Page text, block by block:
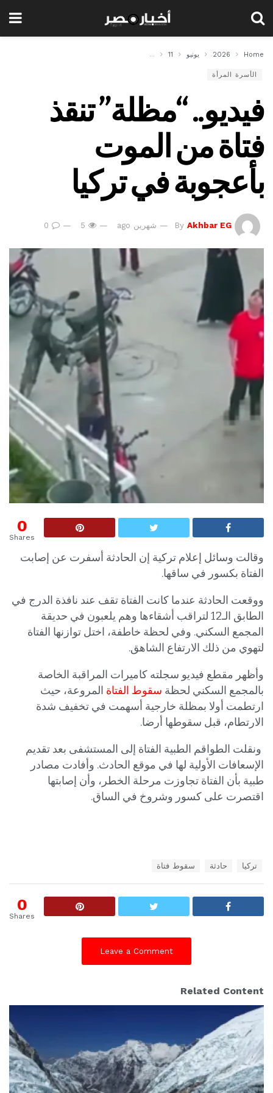
Home
2026 يونيو 11 فيديو.. “مظلة” تنقذ فتاة من الموت بأعجوبة في تركيا
الأسرة المرأة
فيديو.. “مظلة” تنقذ
فتاة من الموت
بأعجوبة في تركيا
By Akhbar EG شهرين ago
0
Shares
وقالت وسائل إعلام تركية إن الحادثة أسفرت عن إصابت
الفتاة بكسور في ساقها.
ووقعت الحادثة عندما كانت الفتاة تقف عند نافذة الدرج في
الطابق الـ12 لتراقب أشقاءها وهم يلعبون في حديقة
المجمع السكني. وفي لحظة خاطفة، اختل توازنها الفتاة
لتهوي من ذلك الارتفاع الشاهق.
وأظهر مقطع فيديو سجلته كاميرات المراقبة الخاصة
بالمجمع السكني لحظة سقوط الفتاة المروعة، حيث
ارتطمت أولا بمظلة خارجية أسهمت في تخفيف شدة
الارتطام، قبل سقوطها أرضا.
ونقلت الطواقم الطبية الفتاة إلى المستشفى بعد تقديم
الإسعافات الأولية لها في موقع الحادث. وأفادت مصادر
طبية بأن الفتاة تجاوزت مرحلة الخطر، وأن إصابتها
اقتصرت على كسور وشروخ في الساق.
T
s
تركيا حادثة سقوط فتاة
0
Shares
Leave a Comment
Related Content